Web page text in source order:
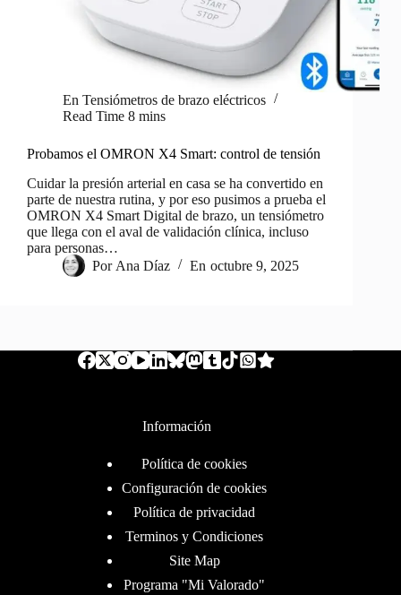
En Tensiómetros de brazo eléctricos
Read Time 8 mins
Probamos el OMRON X4 Smart: control de tensión
Cuidar la presión arterial en casa se ha convertido en
parte de nuestra rutina, y por eso pusimos a prueba el
OMRON X4 Smart Digital de brazo, un tensiómetro
que llega con el aval de validación clínica, incluso
para personas…
Por Ana Díaz En octubre 9, 2025
Información
Política de cookies
Configuración de cookies
Política de privacidad
Terminos y Condiciones
Site Map
Programa "Mi Valorado"